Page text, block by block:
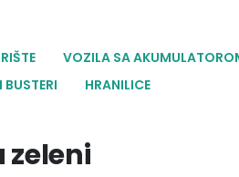
VOZILA SA
HRANILICE
zeleni